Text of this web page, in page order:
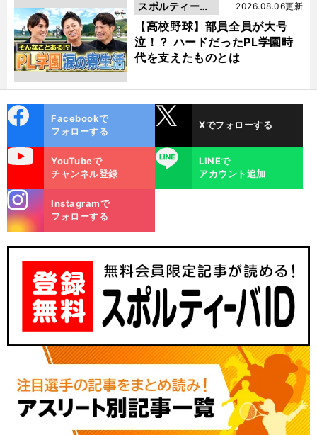
【高校野球】部員全員が大号
泣！？ ハードだったPL学園時
代を支えたものとは
2026.08.06更新
スポルティーバ
動画
ok
Facebookで
フォローする
Xでフォローする
YouTubeで
チャンネル登録
LINE
LINEで
アカウント追加
m
Instagramで
フォローする